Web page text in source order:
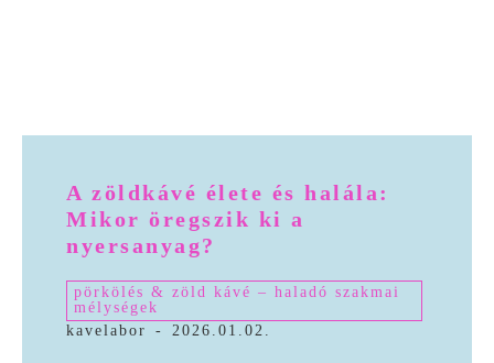
A zöldkávé élete és halála:
Mikor öregszik ki a
nyersanyag?
pörkölés & zöld kávé – haladó szakmai
mélységek
kavelabor
- 2026.01.02.